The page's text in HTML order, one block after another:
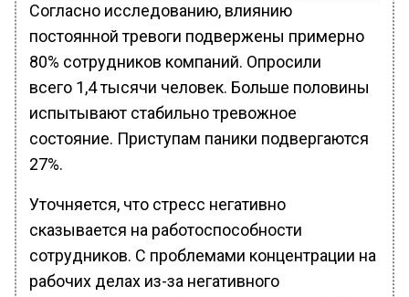
Согласно исследованию, влиянию
постоянной тревоги подвержены примерно
80% сотрудников компаний. Опросили
всего 1,4 тысячи человек. Больше половины
испытывают стабильно тревожное
состояние. Приступам паники подвергаются
27%.
Уточняется, что стресс негативно
сказывается на работоспособности
сотрудников. С проблемами концентрации на
рабочих делах из-за негативного